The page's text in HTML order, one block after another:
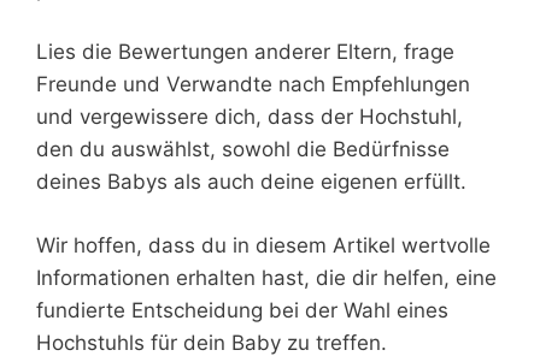
Lies die Bewertungen anderer Eltern, frage
Freunde und Verwandte nach Empfehlungen
und vergewissere dich, dass der Hochstuhl,
den du auswählst, sowohl die Bedürfnisse
deines Babys als auch deine eigenen erfüllt.
Wir hoffen, dass du in diesem Artikel wertvolle
Informationen erhalten hast, die dir helfen, eine
fundierte Entscheidung bei der Wahl eines
Hochstuhls für dein Baby zu treffen.